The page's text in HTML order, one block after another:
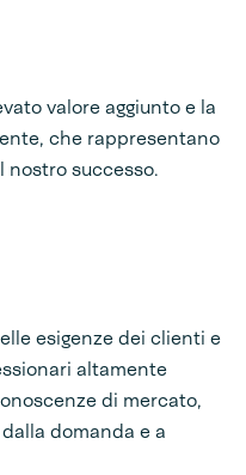
valore aggiunto e la
che rappresentano
successo.
esigenze dei clienti e
altamente
di mercato,
domanda e a